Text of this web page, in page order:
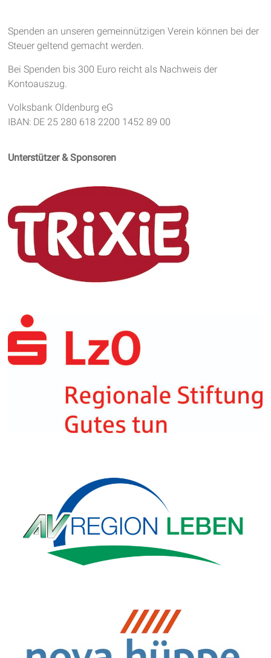
Spenden an unseren gemeinnützigen Verein können bei der
Steuer geltend gemacht werden.
Bei Spenden bis 300 Euro reicht als Nachweis der
Kontoauszug.
Volksbank Oldenburg eG
IBAN: DE 25 280 618 2200 1452 89 00
Unterstützer & Sponsoren